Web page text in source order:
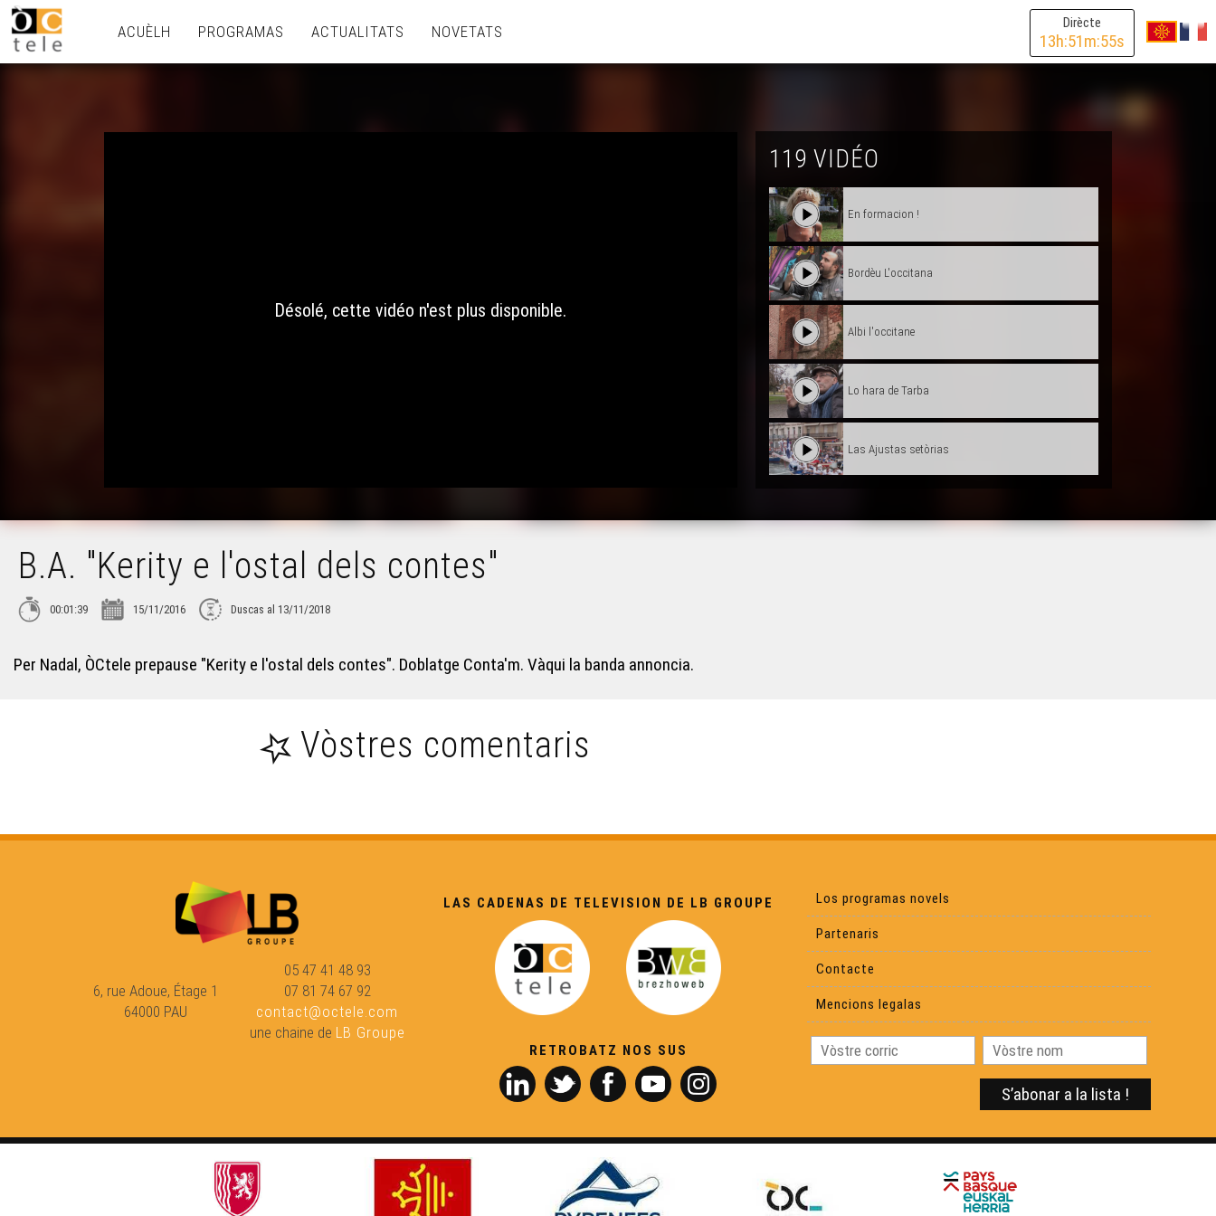
Dirècte
13h:51m:55s
ACUÈLH PROGRAMAS ACTUALITATS NOVETATS
Désolé, cette vidéo n'est plus disponible.
119 VIDÉO
En formacion !
Bordèu L'occitana
Albi l'occitane
Lo hara de Tarba
Las Ajustas setòrias
Carcassona l'occitana
Adishatz & Co
B.A. "Kerity e l'ostal dels contes"
00:01:39 15/11/2016 Duscas al 13/11/2018
Per Nadal, ÒCtele prepause "Kerity e l'ostal dels contes". Doblatge Conta'm. Vàqui la banda annoncia.
Vòstres comentaris
6, rue Adoue, Étage 1
64000 PAU
05 47 41 48 93
07 81 74 67 92
contact@octele.com
une chaine de LB Groupe
LAS CADENAS DE TELEVISION DE LB GROUPE
RETROBATZ NOS SUS
Los programas novels
Partenaris
Contacte
Mencions legalas